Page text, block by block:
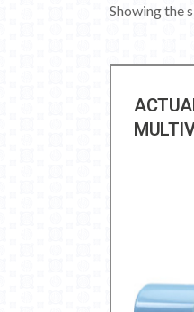
Showing the